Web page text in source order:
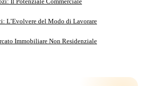
Il Potenziale Commerciale
L’Evolvere del Modo di Lavorare
Immobiliare Non Residenziale